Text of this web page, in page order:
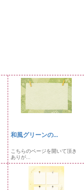
和風グリーンの...
こちらのページを開いて頂き
ありが...